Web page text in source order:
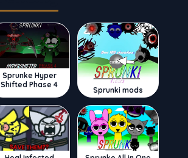
Sprunke Hyper
Shifted Phase 4
Sprunki mods